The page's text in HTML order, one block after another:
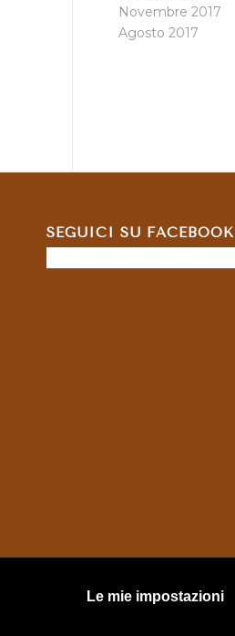
Le mie impostazioni
Novembre 2017
Agosto 2017
SEGUICI SU FACEBOOK